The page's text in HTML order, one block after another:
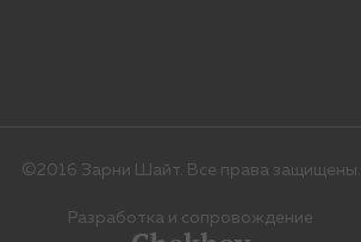
©2016 Зарни Шайт. Все права защищены.
Разработка и сопровождение